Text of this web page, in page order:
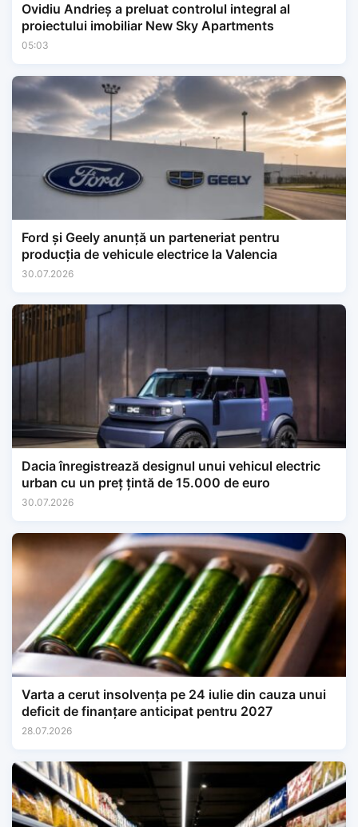
Ovidiu Andrieș a preluat controlul integral al
proiectului imobiliar New Sky Apartments
05:03
Ford și Geely anunță un parteneriat pentru
producția de vehicule electrice la Valencia
30.07.2026
Dacia înregistrează designul unui vehicul electric
urban cu un preț țintă de 15.000 de euro
30.07.2026
Varta a cerut insolvența pe 24 iulie din cauza unui
deficit de finanțare anticipat pentru 2027
28.07.2026